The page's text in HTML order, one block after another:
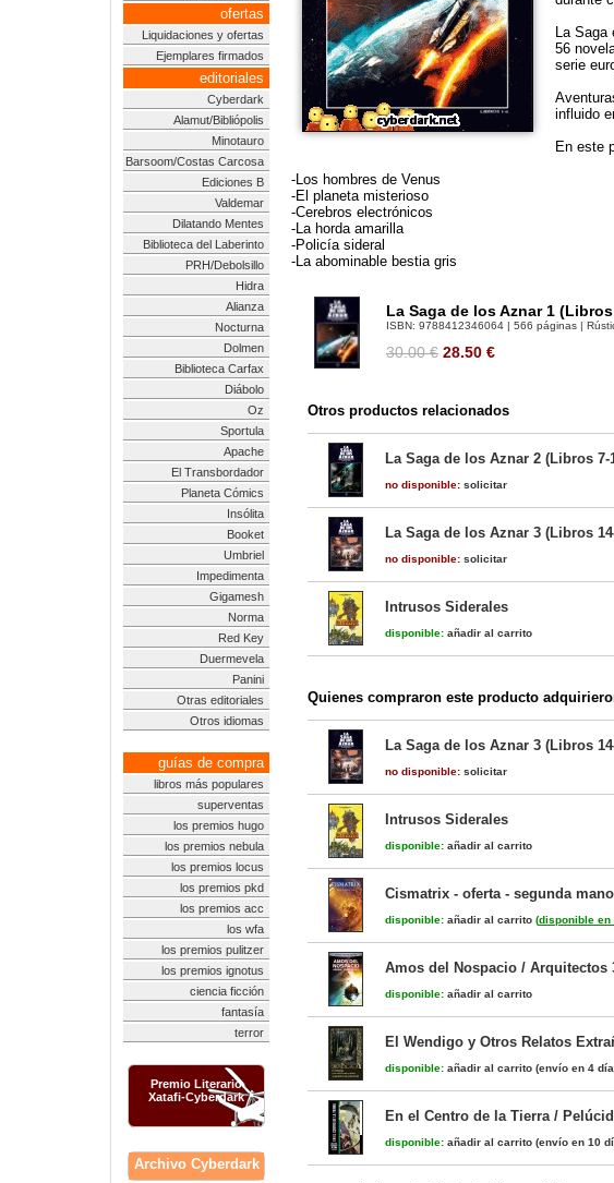
ofertas
Liquidaciones y ofertas
Ejemplares firmados
editoriales
Cyberdark
Alamut/Bibliópolis
Minotauro
Barsoom/Costas Carcosa
Ediciones B
Valdemar
Dilatando Mentes
Biblioteca del Laberinto
PRH/Debolsillo
Hidra
Alianza
Nocturna
Dolmen
Biblioteca Carfax
Diábolo
Oz
Sportula
Apache
El Transbordador
Planeta Cómics
Insólita
Booket
Umbriel
Impedimenta
Gigamesh
Norma
Red Key
Duermevela
Panini
Otras editoriales
Otros idiomas
guías de compra
libros más populares
superventas
los premios hugo
los premios nebula
los premios locus
los premios pkd
los premios acc
los wfa
los premios pulitzer
los premios ignotus
ciencia ficción
fantasía
terror
Premio Literario
Xatafi-Cyberdark
Archivo Cyberdark
La Saga
56
serie
influido
En este
-Los hombres de Venus
-El planeta misterioso
-Cerebros electrónicos
-La horda amarilla
-Policía sideral
-La abominable bestia gris
La Saga de los Aznar 1
ISBN: 9788412346064 | 566 páginas |
30.00 € 28.50 €
Otros productos relacionados
La Saga de los Aznar 2 (Libros 7-
no disponible: solicitar
La Saga de los Aznar 3 (Libros
no disponible: solicitar
Intrusos Siderales
disponible: añadir al carrito
Quienes compraron este producto
La Saga de los Aznar 3 (Libros
no disponible: solicitar
Intrusos Siderales
disponible: añadir al carrito
Cismatrix - oferta - segunda mano
disponible: añadir al carrito (disponible en
Amos del Nospacio / Arquitectos
disponible: añadir al carrito
El Wendigo y Otros Relatos
disponible: añadir al carrito (envío en 4
En el Centro de la Tierra /
disponible: añadir al carrito (envío en 10